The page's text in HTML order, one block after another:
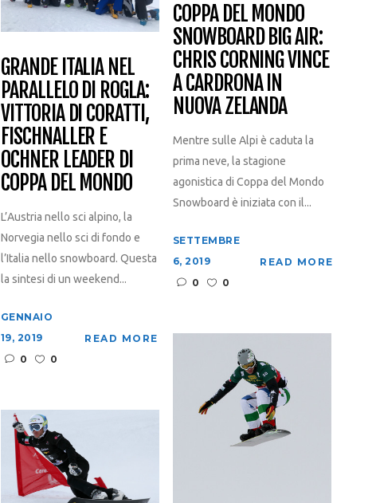
COPPA DEL MONDO
SNOWBOARD BIG AIR:
CHRIS CORNING VINCE
A CARDRONA IN
NUOVA ZELANDA
Mentre sulle Alpi è caduta la
prima neve, la stagione
agonistica di Coppa del Mondo
Snowboard è iniziata con il...
SETTEMBRE
6, 2019
0
0
READ MORE
GRANDE ITALIA NEL
PARALLELO DI ROGLA:
VITTORIA DI CORATTI,
FISCHNALLER E
OCHNER LEADER DI
COPPA DEL MONDO
L’Austria nello sci alpino, la
Norvegia nello sci di fondo e
l’Italia nello snowboard. Questa
la sintesi di un weekend...
GENNAIO
19, 2019
0
0
READ MORE